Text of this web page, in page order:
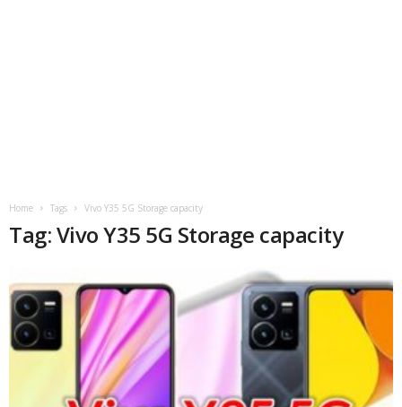
Home Tags Vivo Y35 5G Storage capacity
Tag: Vivo Y35 5G Storage capacity